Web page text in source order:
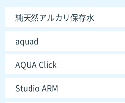
純天然アルカリ保存水
aquad
AQUA Click
Studio ARM